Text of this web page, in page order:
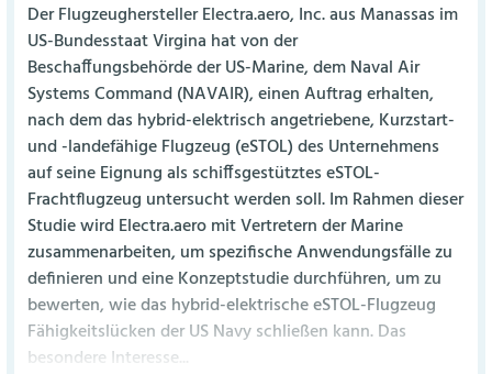
Der Flugzeughersteller Electra.aero, Inc. aus Manassas im
US-Bundesstaat Virgina hat von der
Beschaffungsbehörde der US-Marine, dem Naval Air
Systems Command (NAVAIR), einen Auftrag erhalten,
nach dem das hybrid-elektrisch angetriebene, Kurzstart-
und -landefähige Flugzeug (eSTOL) des Unternehmens
auf seine Eignung als schiffsgestütztes eSTOL-
Frachtflugzeug untersucht werden soll. Im Rahmen dieser
Studie wird Electra.aero mit Vertretern der Marine
zusammenarbeiten, um spezifische Anwendungsfälle zu
definieren und eine Konzeptstudie durchführen, um zu
bewerten, wie das hybrid-elektrische eSTOL-Flugzeug
Fähigkeitslücken der US Navy schließen kann. Das
besondere Interesse...